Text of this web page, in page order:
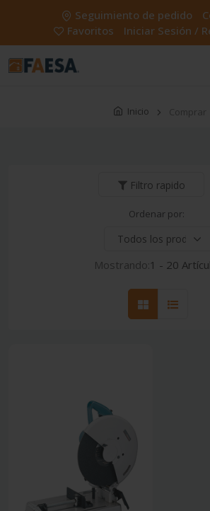
Seguimiento de pedido
Favoritos
Iniciar Sesión /
Inicio Comprar
Filtro rapido
Ordenar por:
Mostrando:1 - 20